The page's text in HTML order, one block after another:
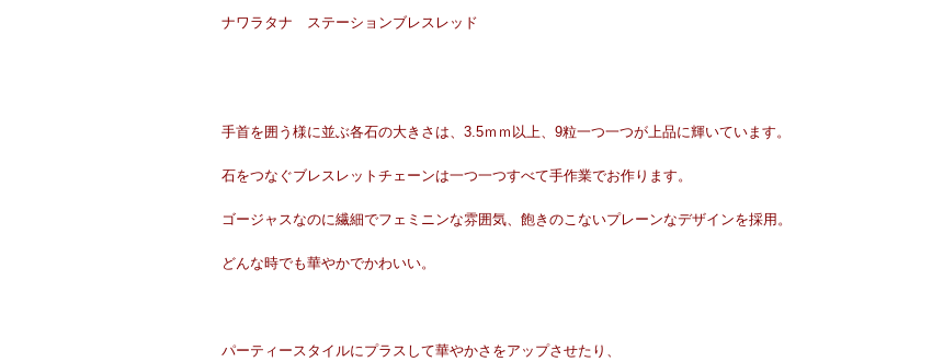
ナワラタナ ステーションブレスレッド
手首を囲う様に並ぶ各石の大きさは、3.5ｍｍ以上、9粒一つ一つが上品に輝いています。
石をつなぐブレスレットチェーンは一つ一つすべて手作業でお作ります。
ゴージャスなのに繊細でフェミニンな雰囲気、飽きのこないプレーンなデザインを採用。
どんな時でも華やかでかわいい。
パーティースタイルにプラスして華やかさをアップさせたり、